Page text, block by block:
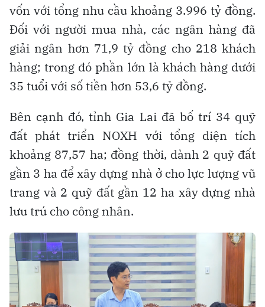
vốn với tổng nhu cầu khoảng 3.996 tỷ đồng.
Đối với người mua nhà, các ngân hàng đã
giải ngân hơn 71,9 tỷ đồng cho 218 khách
hàng; trong đó phần lớn là khách hàng dưới
35 tuổi với số tiền hơn 53,6 tỷ đồng.
Bên cạnh đó, tỉnh Gia Lai đã bố trí 34 quỹ
đất phát triển NOXH với tổng diện tích
khoảng 87,57 ha; đồng thời, dành 2 quỹ đất
gần 3 ha để xây dựng nhà ở cho lực lượng vũ
trang và 2 quỹ đất gần 12 ha xây dựng nhà
lưu trú cho công nhân.